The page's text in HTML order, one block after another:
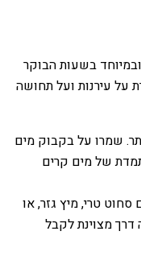
בשעות הבוקר
על עירנות ועל תחושה
שמרו על בקבוק מים
של מים קרים
סחוט טרי, מיץ גזר, או
דרך מצוינת לקבל